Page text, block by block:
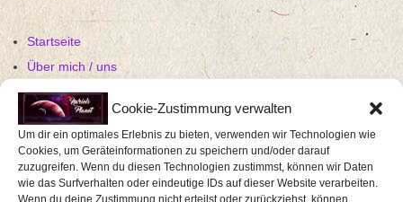
Cookie-Zustimmung verwalten
Um dir ein optimales Erlebnis zu bieten, verwenden wir Technologien wie
Cookies, um Geräteinformationen zu speichern und/oder darauf
zuzugreifen. Wenn du diesen Technologien zustimmst, können wir Daten
wie das Surfverhalten oder eindeutige IDs auf dieser Website verarbeiten.
Wenn du deine Zustimmung nicht erteilst oder zurückziehst, können
Startseite
Über mich / uns
Media Kit
Events
Eventberichte
Rezensionen